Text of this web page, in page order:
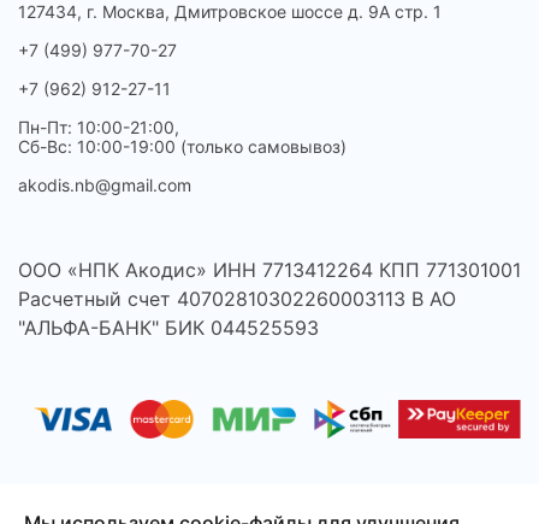
127434, г. Москва, Дмитровское шоссе д. 9А стр. 1
+7 (499) 977-70-27
+7 (962) 912-27-11
Пн-Пт: 10:00-21:00,
Сб-Вс: 10:00-19:00 (только самовывоз)
akodis.nb@gmail.com
ООО «НПК Акодис» ИНН 7713412264 КПП 771301001
Расчетный счет 40702810302260003113 В АО
"АЛЬФА-БАНК" БИК 044525593